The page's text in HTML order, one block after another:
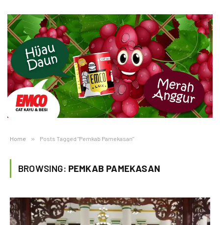
Home » Posts Tagged "Pemkab Pamekasan"
BROWSING: PEMKAB PAMEKASAN